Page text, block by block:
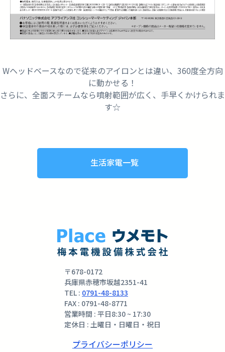
Wヘッドベースなので従来のアイロンとは違い、360度全方向
に動かせる！
さらに、全面スチームなら噴射範囲が広く、手早くかけられま
す☆
生活家電一覧
〒678-0172
兵庫県赤穂市坂越2351-41
TEL : 0791-48-8133
FAX : 0791-48-8771
営業時間 : 平日8:30 ~ 17:30
定休日 : 土曜日・日曜日・祝日
プライバシーポリシー